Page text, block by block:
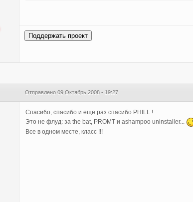
Поддержать проект
Отправлено09 Октябрь 2008 - 19:27
Спасибо, спасибо и еще раз спасибо PHILL !
Это не флуд: за the bat, PROMT и ashampoo uninstaller...
Все в одном месте, класс !!!